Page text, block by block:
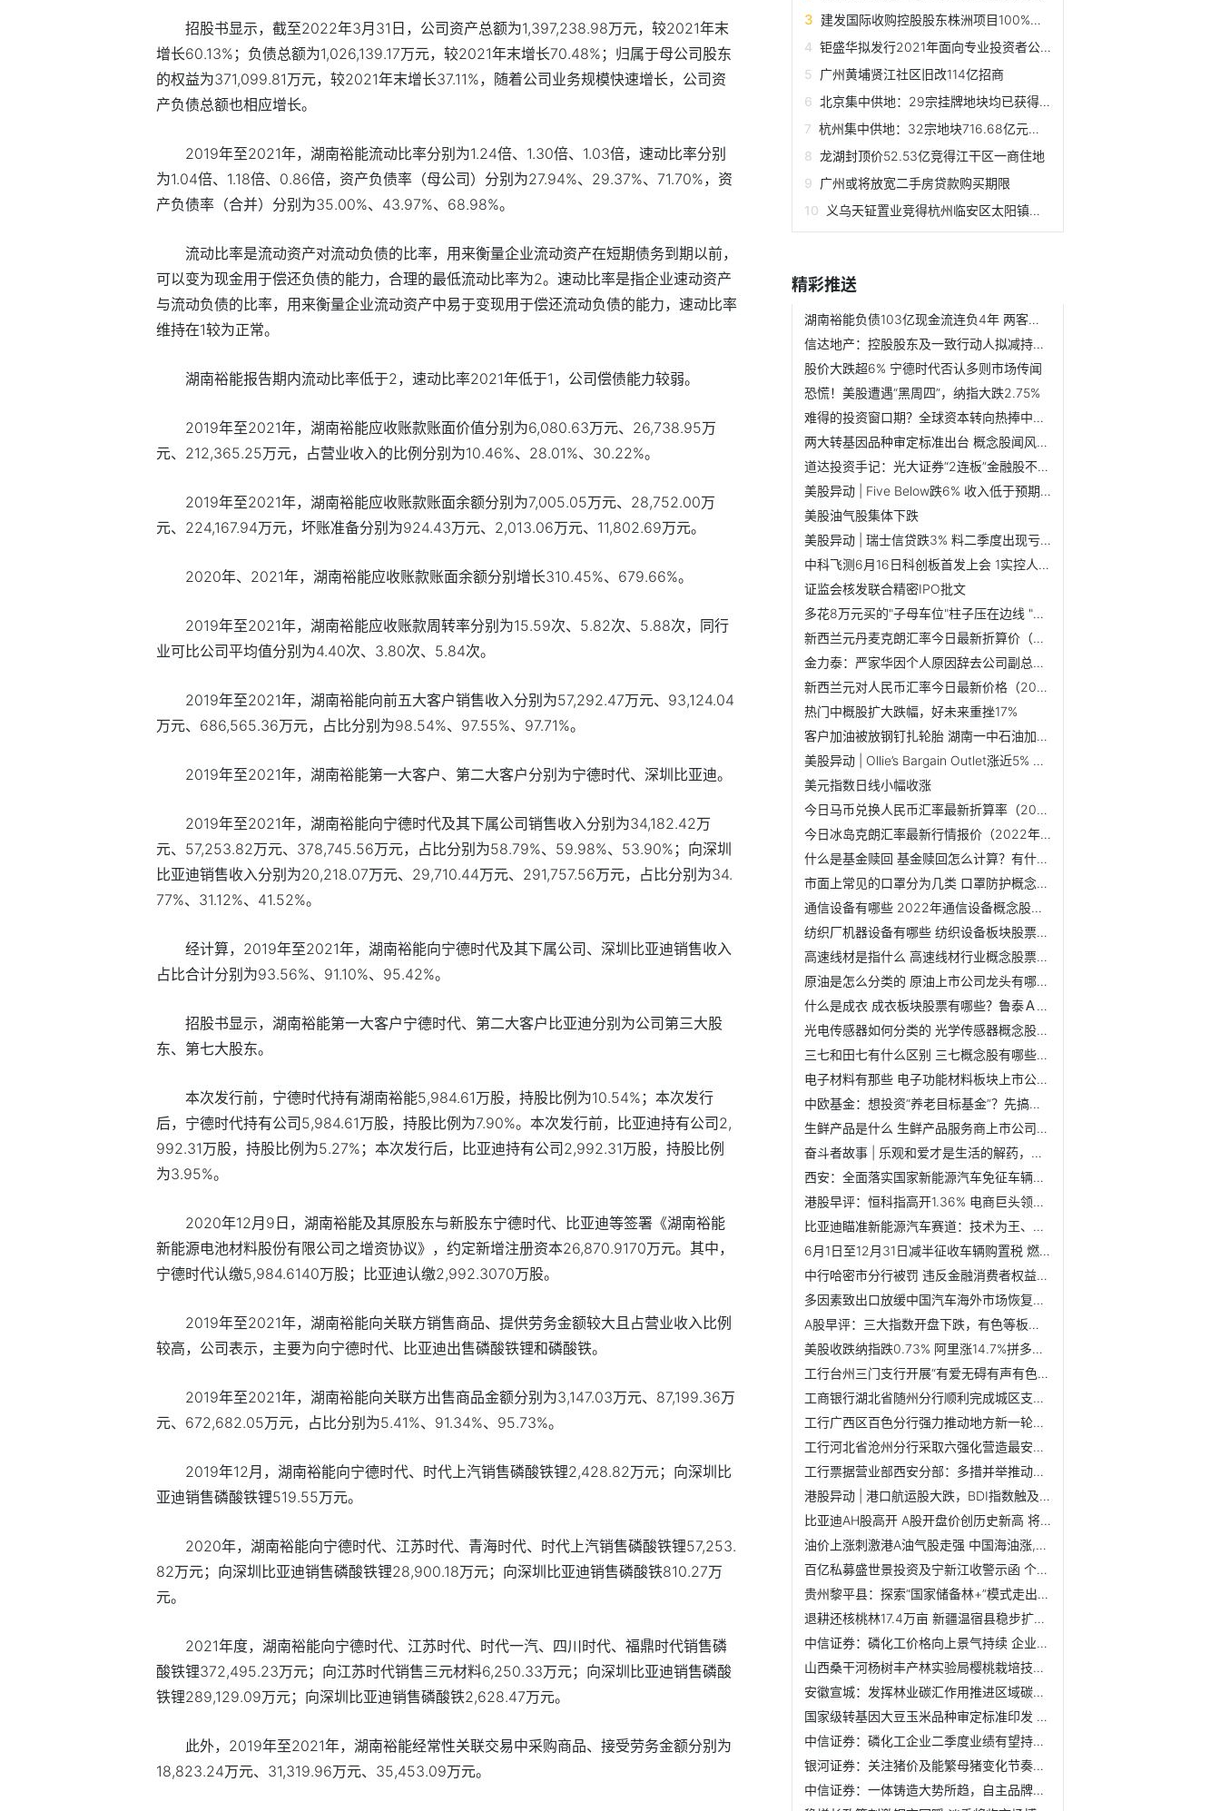
招股书显示， 截至2022年3月31 日， 公司资产总额为1,397,238.98万元，较2021年末
增长60.13% ； 负债总额为1,026,139.17万元， 较2021年末增长70.48% ；归属于母公司股东
的权益为371,099.81万元，较2021年末增长37.11%，随着公司业务规模快速增长，公司资
产负债总额也相应增长。
2019年至2021年，湖南裕能流动比率分别为1.24倍、 1.30倍、 1.03倍，速动比率分别
为1.04倍、 1.18倍、 0.86倍，资产负债率（母公司）分别为27.94%、 29.37%、 71.70%，资
产负债率（合并）分别为35.00%、 43.97%、 68.98%。
流动比率是流动资产对流动负债的比率，用来衡量企业流动资产在短期债务到期以前，
可以变为现金用于偿还负债的能力，合理的最低流动比率为2。速动比率是指企业速动资产
与流动负债的比率，用来衡量企业流动资产中易于变现用于偿还流动负债的能力，速动比率
维持在1较为正常。
湖南裕能报告期内流动比率低于2，速动比率2021年低于1 ，公司偿债能力较弱。
2019年至2021年，湖南裕能应收账款账面价值分别为6,080.63万元、 26,738.95万
元、 212,365.25万元，占营业收入的比例分别为10.46%、 28.01%、 30.22%。
2019年至2021年，湖南裕能应收账款账面余额分别为7,005.05万元、 28,752.00万
元、 224,167.94万元，坏账准备分别为924.43万元、 2,013.06万元、 11,802.69万元。
2020年、 2021年，湖南裕能应收账款账面余额分别增长310.45%、 679.66%。
2019年至2021年，湖南裕能应收账款周转率分别为15.59次、 5.82次、 5.88次，同行
业可比公司平均值分别为4.40次、 3.80次、 5.84次。
2019年至2021年，湖南裕能向前五大客户销售收入分别为57,292.47万元、 93,124.04
万元、 686,565.36万元，占比分别为98.54%、 97.55%、 97.71%。
2019年至2021年，湖南裕能第一大客户、第二大客户分别为宁德时代、深圳比亚迪。
2019年至2021年，湖南裕能向宁德时代及其下属公司销售收入分别为34,182.42万
元、 57,253.82万元、 378,745.56万元，占比分别为58.79%、 59.98%、 53.90% ；向深圳
比亚迪销售收入分别为20,218.07万元、 29,710.44万元、 291,757.56万元，占比分别为34.
77%、 31.12%、 41.52%。
经计算， 2019年至2021年，湖南裕能向宁德时代及其下属公司、深圳比亚迪销售收入
占比合计分别为93.56%、 91.10%、 95.42%。
招股书显示，湖南裕能第一大客户宁德时代、第二大客户比亚迪分别为公司第三大股
东、第七大股东。
本次发行前，宁德时代持有湖南裕能5,984.61万股，持股比例为10.54% ；本次发行
后，宁德时代持有公司5,984.61万股，持股比例为7.90%。本次发行前，比亚迪持有公司2,
992.31万股，持股比例为5.27% ；本次发行后，比亚迪持有公司2,992.31万股，持股比例
为3.95%。
2020年12月9日，湖南裕能及其原股东与新股东宁德时代、比亚迪等签署《湖南裕能
新能源电池材料股份有限公司之增资协议》，约定新增注册资本26,870.9170万元。其中，
宁德时代认缴5,984.6140万股；比亚迪认缴2,992.3070万股。
2019年至2021年，湖南裕能向关联方销售商品、提供劳务金额较大且占营业收入比例
较高，公司表示，主要为向宁德时代、比亚迪出售磷酸铁锂和磷酸铁。
2019年至2021年，湖南裕能向关联方出售商品金额分别为3,147.03万元、 87,199.36万
元、 672,682.05万元，占比分别为5.41%、 91.34%、 95.73%。
2019年12月，湖南裕能向宁德时代、时代上汽销售磷酸铁锂2,428.82万元；向深圳比
亚迪销售磷酸铁锂519.55万元。
2020年，湖南裕能向宁德时代、江苏时代、青海时代、时代上汽销售磷酸铁锂57,253.
82万元；向深圳比亚迪销售磷酸铁锂28,900.18万元；向深圳比亚迪销售磷酸铁810.27万
元。
2021年度，湖南裕能向宁德时代、江苏时代、时代一汽、四川时代、福鼎时代销售磷
酸铁锂372,495.23万元；向江苏时代销售三元材料6,250.33万元；向深圳比亚迪销售磷酸
铁锂289,129.09万元；向深圳比亚迪销售磷酸铁2,628.47万元。
此外， 2019年至2021年，湖南裕能经常性关联交易中采购商品、接受劳务金额分别为
18,823.24万元、 31,319.96万元、 35,453.09万元。
建发国际收购控股股东株洲项目100%股权 耗资21.14亿元
钜盛华拟发行2021年面向专业投资者公开发行公司债券
广州黄埔贤江社区旧改114亿招商
北京集中供地：29宗挂牌地块均已获得报价
杭州集中供地：32宗地块716.68亿元收官
龙湖封顶价52.53亿竞得江干区一商住地
广州或将放宽二手房贷款购买期限
义乌天钲置业竞得杭州临安区太阳镇宅地
精彩推送
湖南裕能负债103亿现金流连负4年 两客户突击成股东
信达地产：控股股东及一致行动人拟减持不超2852万股
股价大跌超6% 宁德时代否认多则市场传闻
恐慌！美股遭遇“黑周四”，纳指大跌2.75%
难得的投资窗口期？全球资本转向热捧中国股票
两大转基因品种审定标准出台 概念股闻风而动
道达投资手记：光大证券“2连板”金融股不在风口
美股异动 | Five Below跌6% 收入低于预期 下调全年业绩指引
美股油气股集体下跌
美股异动 | 瑞士信贷跌3% 料二季度出现亏损
中科飞测6月16日科创板首发上会 1实控人为美国国籍
证监会核发联合精密IPO批文
多花8万元买的"子母车位"柱子压在边线 "新湖"强调"方便"
新西兰元丹麦克朗汇率今日最新折算价（2022年6月9日）
金力泰：严家华因个人原因辞去公司副总裁职务
新西兰元对人民币汇率今日最新价格（2022年6月9日）
热门中概股扩大跌幅，好未来重挫17%
客户加油被放钢钉扎轮胎 湖南一中石油加油站：正在调查
美股异动 | Ollie’s Bargain Outlet涨近5% 获大行看好
美元指数日线小幅收涨
今日马币兑换人民币汇率最新折算率（2022年6月9日）
今日冰岛克朗汇率最新行情报价（2022年6月9日）
什么是基金赎回 基金赎回怎么计算？有什么收费规则和标准
市面上常见的口罩分为几类 口罩防护概念股有哪些？首航高科...
通信设备有哪些 2022年通信设备概念股有哪些？ST高升最新A股...
纺织厂机器设备有哪些 纺织设备板块股票有哪些？卓郎智能7日...
高速线材是指什么 高速线材行业概念股票有哪些？安阳钢铁7日...
原油是怎么分类的 原油上市公司龙头有哪些？中国石油近30个...
什么是成衣 成衣板块股票有哪些？鲁泰Ａ5日内股价下跌0.14%
光电传感器如何分类的 光学传感器概念股有哪些?韵达股份近7...
三七和田七有什么区别 三七概念股有哪些?信邦制药7日内股价...
电子材料有那些 电子功能材料板块上市公司有哪些？
中欧基金：想投资“养老目标基金”？先搞懂这些问题！
生鲜产品是什么 生鲜产品服务商上市公司龙头有哪些？
奋斗者故事 | 乐观和爱才是生活的解药，一路向前吧
西安：全面落实国家新能源汽车免征车辆购置税政策
港股早评：恒科指高开1.36% 电商巨头领衔大市上涨
比亚迪瞄准新能源汽车赛道：技术为王、创新为本
6月1日至12月31日减半征收车辆购置税 燃油车价格上涨
中行哈密市分行被罚 违反金融消费者权益保护相关规定
多因素致出口放缓中国汽车海外市场恢复正常水平
A股早评：三大指数开盘下跌，有色等板块低开靠前
美股收跌纳指跌0.73% 阿里涨14.7%拼多多涨9.7%
工行台州三门支行开展“有爱无碍有声有色”无障碍观影活动
工商银行湖北省随州分行顺利完成城区支行直通式改革工作
工行广西区百色分行强力推动地方新一轮重大项目贷款营销高潮
工行河北省沧州分行采取六强化营造最安全银行氛围
工行票据营业部西安分部：多措并举推动区域票据业务高质量发展
港股异动 | 港口航运股大跌，BDI指数触及逾一个月低点
比亚迪AH股高开 A股开盘价创历史新高 将回购价格上限从300...
油价上涨刺激港A油气股走强 中国海油涨,4%创上市新高
百亿私募盛世景投资及宁新江收警示函 个别基金未备案
贵州黎平县：探索“国家储备林+”模式走出林业发展之路
退耕还核桃林17.4万亩 新疆温宿县稳步扩大核桃产业规模
中信证券：磷化工价格向上景气持续 企业二季度业绩有望提升
山西桑干河杨树丰产林实验局樱桃栽培技术取得新突破
安徽宣城：发挥林业碳汇作用推进区域碳达峰碳中和
国家级转基因大豆玉米品种审定标准印发 种业龙头未来可期
中信证券：磷化工企业二季度业绩有望持续提升
银河证券：关注猪价及能繁母猪变化节奏对预期的影响
中信证券：一体铸造大势所趋，自主品牌大有可为